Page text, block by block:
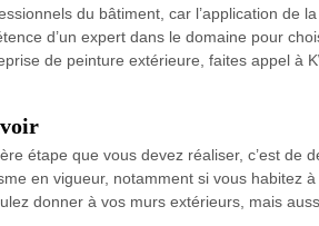
du bâtiment, car l’application de
d’un expert dans le domaine pour
de peinture extérieure, faites appel à
étape que vous devez réaliser, c’est de
en vigueur, notamment si vous habitez
donner à vos murs extérieurs, mais